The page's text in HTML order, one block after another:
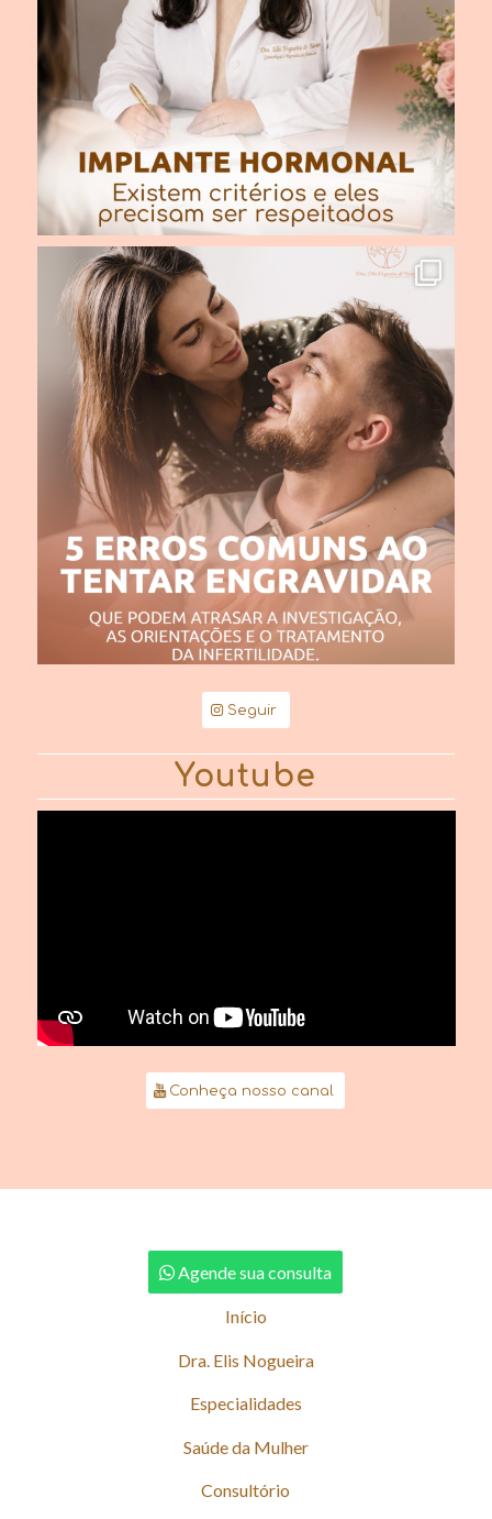
Seguir
Youtube
Conheça nosso canal
Agende sua consulta
Início
Dra. Elis Nogueira
Especialidades
Saúde da Mulher
Consultório